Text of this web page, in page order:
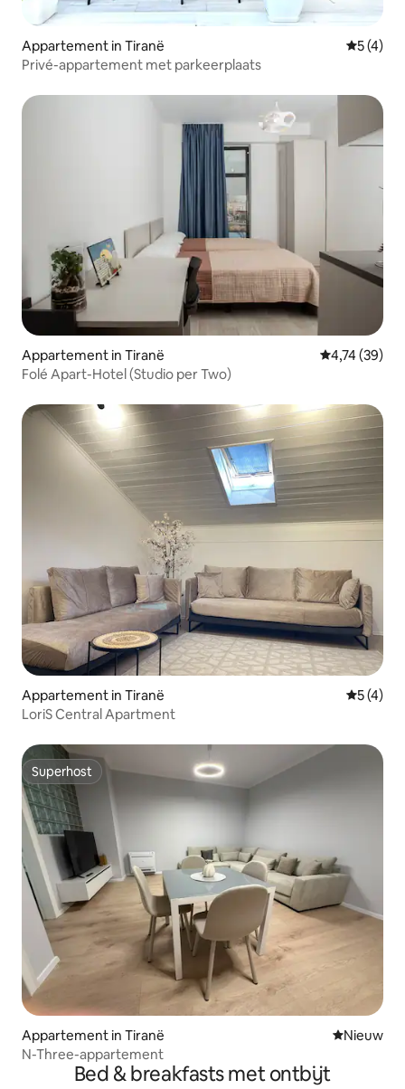
Appartement in Tiranë
5 (4)
Privé-appartement met parkeerplaats
Appartement in Tiranë Gemiddelde
4,74 (39)
Folé Apart-Hotel (Studio per Two)
Appartement in Tiranë
5 (4)
LoriS Central Apartment
Superhost
Superhost
Appartement in Tiranë Nieuwe
Nieuw
N-Three-appartement
Bed & breakfasts met ontbijt